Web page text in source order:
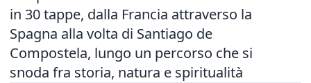
in 30 tappe, dalla Francia attraverso la
Spagna alla volta di Santiago de
Compostela, lungo un percorso che si
snoda fra storia, natura e spiritualità